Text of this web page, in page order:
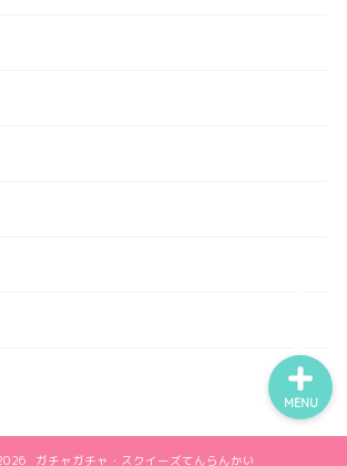
ガチャガチャ・スクイーズてんらんかい
MENU